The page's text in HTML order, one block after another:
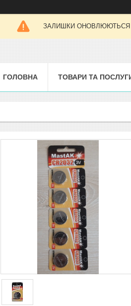
ЗАЛИШКИ ОНОВЛЮЮТЬСЯ З
ГОЛОВНА ТОВАРИ ТА